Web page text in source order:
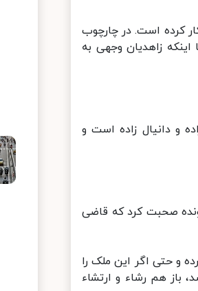
کرده است. در چارچوب
زاهدیان وجهی به
و دانیال زاده است و
صحبت کرد که قاضی
و حتی اگر این ملک را
باز هم رشاء و ارتشاء